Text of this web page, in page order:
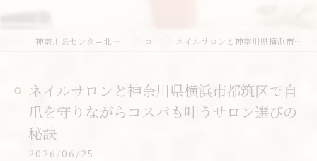
神奈川県センター北周辺のネイルならネイルサロンcalm tree コラム ネイルサロンと神奈川県横浜市都筑区で自爪を守りながらコスパも叶うサロン選びの秘訣
ネイルサロンと神奈川県横浜市都筑区で自
爪を守りながらコスパも叶うサロン選びの
秘訣
2026/06/25